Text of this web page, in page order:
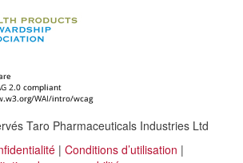
Taro Pharmaceuticals Industries Ltd
| Conditions d’utilisation |